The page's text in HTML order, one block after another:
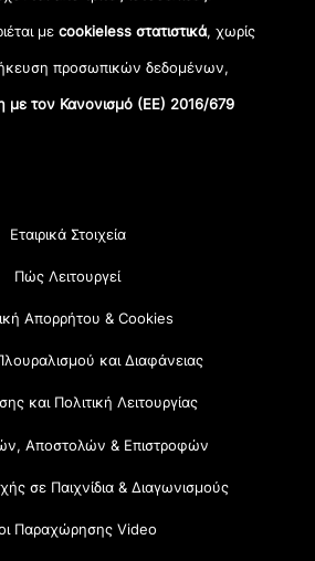
μεcookieless στατιστικά, χωρίς
προσωπικών δεδομένων,
τον Κανονισμό (ΕΕ) 2016/679
Εταιρικά Στοιχεία
Πώς Λειτουργεί
Απορρήτου & Cookies
και Διαφάνειας
και Πολιτική Λειτουργίας
Αποστολών & Επιστροφών
σε Παιχνίδια & Διαγωνισμούς
Παραχώρησης Video